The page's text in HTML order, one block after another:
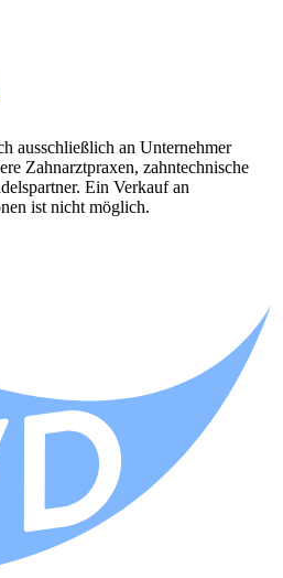
ausschließlich an Unternehmer
Zahnarztpraxen, zahntechnische
Ein Verkauf an
ist nicht möglich.